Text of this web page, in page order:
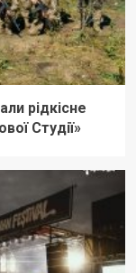
рідкісне
Студії»